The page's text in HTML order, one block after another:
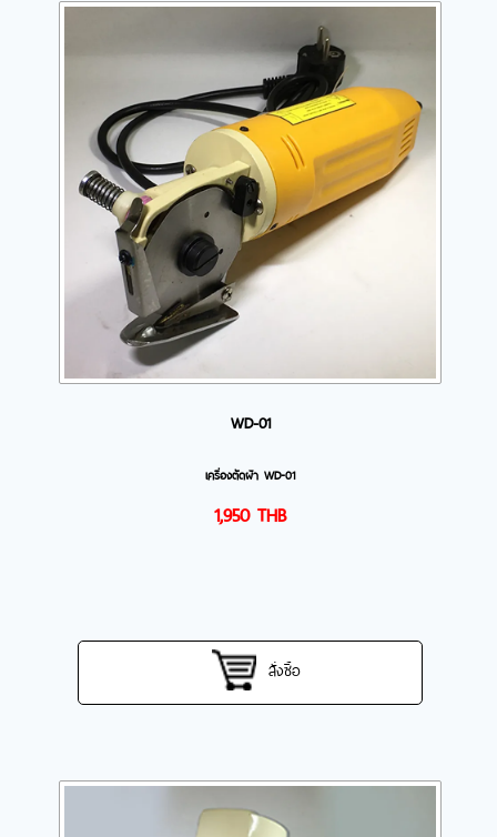
WD-01
เครื่องตัดผ้า WD-01
1,950 THB
สั่งซื้อ